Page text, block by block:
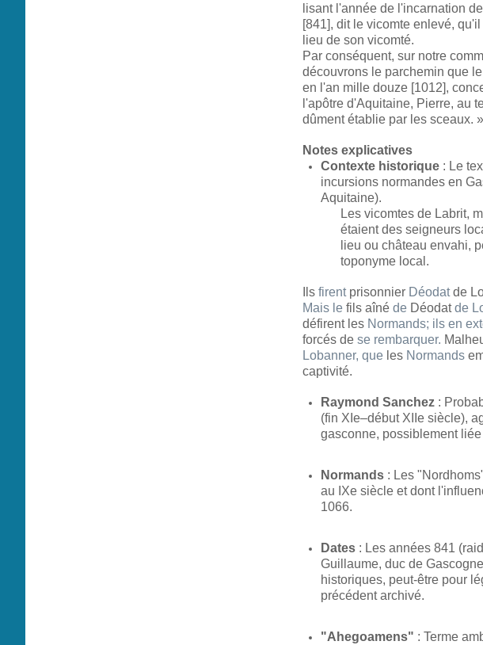
lisant l'année de l'incarnation
[841], dit le vicomte enlevé,
lieu de son vicomté.
Par conséquent, sur notre
découvrons le parchemin que
en l'an mille douze [1012],
l'apôtre d'Aquitaine, Pierre, au
dûment établie par les sceaux. »
Notes explicatives
Contexte historique : Le
incursions normandes en
Aquitaine).
Les vicomtes de Labrit,
étaient des seigneurs
lieu ou château envahi,
toponyme local.
Ils firentprisonnier Déodatde
Mais le fils aîné de Déodatde
défirent les Normands; ils en
forcés de se rembarquer.
Lobanner, que les Normands
captivité.
Raymond Sanchez :
(fin XIe–début XIIe siècle),
gasconne, possiblement
Normands : Les
au IXe siècle et dont
1066.
Dates : Les années 841
Guillaume, duc de
historiques, peut-être pour
précédent archivé.
"Ahegoamens" : Terme